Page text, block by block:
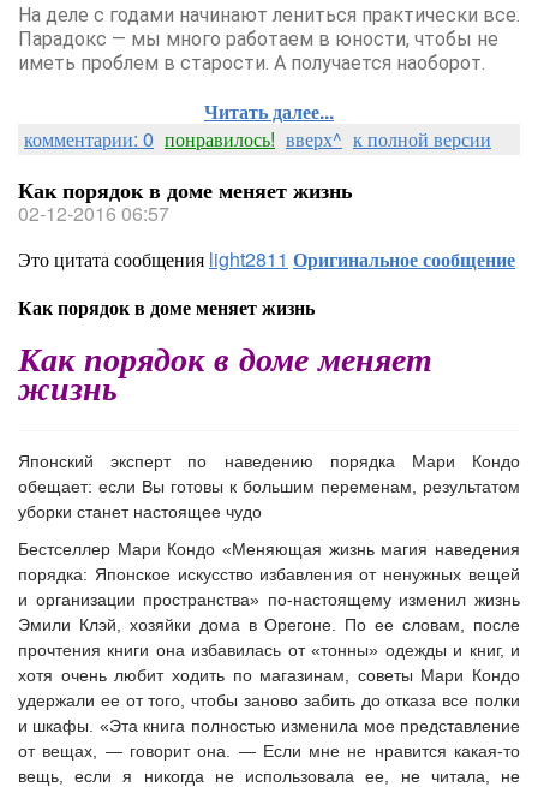
На деле с годами начинают лениться практически все.
Парадокс — мы много работаем в юности, чтобы не
иметь проблем в старости. А получается наоборот.
Читать далее...
комментарии: 0 понравилось! вверх^ к полной версии
Как порядок в доме меняет жизнь
02-12-2016 06:57
Это цитата сообщения light2811 Оригинальное сообщение
Как порядок в доме меняет жизнь
Как порядок в доме меняет
жизнь
Японский эксперт по наведению порядка Мари Кондо
обещает: если Вы готовы к большим переменам, результатом
уборки станет настоящее чудо
Бестселлер Мари Кондо «Меняющая жизнь магия наведения
порядка: Японское искусство избавления от ненужных вещей
и организации пространства» по-настоящему изменил жизнь
Эмили Клэй, хозяйки дома в Орегоне. По ее словам, после
прочтения книги она избавилась от «тонны» одежды и книг, и
хотя очень любит ходить по магазинам, советы Мари Кондо
удержали ее от того, чтобы заново забить до отказа все полки
и шкафы. «Эта книга полностью изменила мое представление
от вещах, — говорит она. — Если мне не нравится какая-то
вещь, если я никогда не использовала ее, не читала, не